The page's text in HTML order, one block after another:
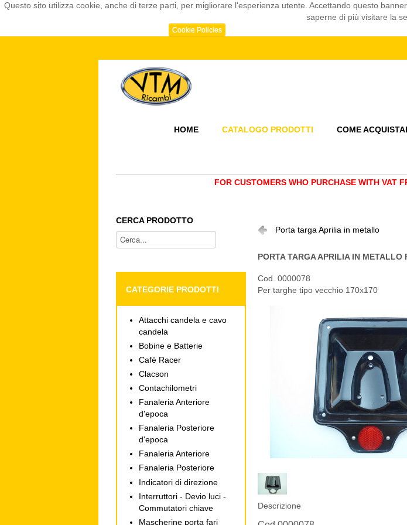
Questo sito utilizza cookie, anche di terze parti, per migliorare l'esperienza utente. Accettando questo
saperne di più visitare la
Cookie Policies
HOME CATALOGO PRODOTTI COME
FOR CUSTOMERS WHO PURCHASE WITH VAT
Porta targa Aprilia in metallo
PORTA TARGA APRILIA IN METALLO
Cod. 0000078
Per targhe tipo vecchio 170x170
Descrizione
CERCA PRODOTTO
CATEGORIE PRODOTTI
Attacchi candela e cavo
candela
Bobine e Batterie
Cafè Racer
Clacson
Contachilometri
Fanaleria Anteriore
d'epoca
Fanaleria Posteriore
d'epoca
Fanaleria Anteriore
Fanaleria Posteriore
Indicatori di direzione
Interruttori - Devio luci -
Commutatori chiave
Mascherine porta fari